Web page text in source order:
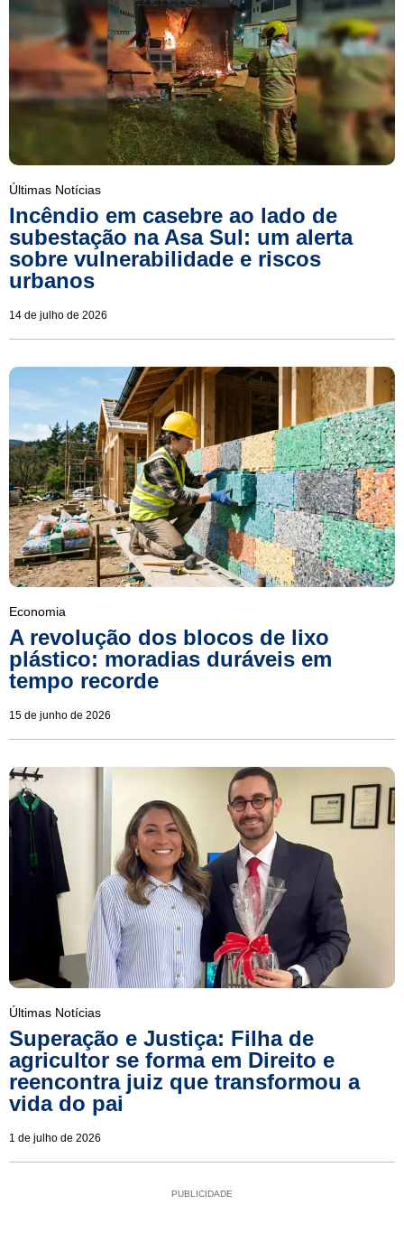
Últimas Notícias
Incêndio em casebre ao lado de
subestação na Asa Sul: um alerta
sobre vulnerabilidade e riscos
urbanos
14 de julho de 2026
Economia
A revolução dos blocos de lixo
plástico: moradias duráveis em
tempo recorde
15 de junho de 2026
Últimas Notícias
Superação e Justiça: Filha de
agricultor se forma em Direito e
reencontra juiz que transformou a
vida do pai
1 de julho de 2026
PUBLICIDADE